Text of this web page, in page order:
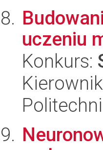
uczeniu
Konkurs: